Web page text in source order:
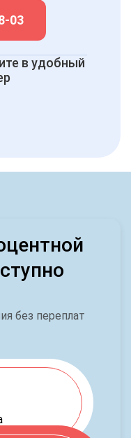
03
в удобный
без переплат